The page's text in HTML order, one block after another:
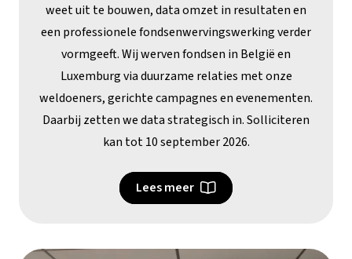
weet uit te bouwen, data omzet in resultaten en
een professionele fondsenwervingswerking verder
vormgeeft. Wij werven fondsen in België en
Luxemburg via duurzame relaties met onze
weldoeners, gerichte campagnes en evenementen.
Daarbij zetten we data strategisch in. Solliciteren
kan tot 10 september 2026.
Lees meer